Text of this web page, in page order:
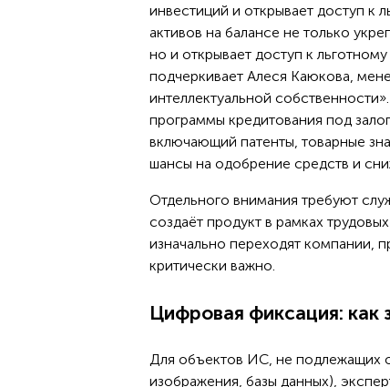
инвестиций и открывает доступ
активов на балансе не только
но и открывает доступ к
подчеркивает Алеся Каюкова,
интеллектуальной
программы кредитования под
включающий патенты, товарные
шансы на одобрение средств и
Отдельного внимания требуют
создаёт продукт в рамках
изначально переходят компании,
критически важно.
Цифровая фиксация: как
Для объектов ИС, не подлежащих
изображения, базы данных),